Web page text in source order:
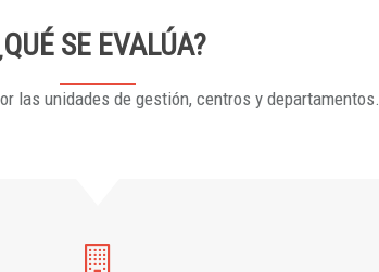
SE EVALÚA?
las unidades de gestión, centros y departamentos.